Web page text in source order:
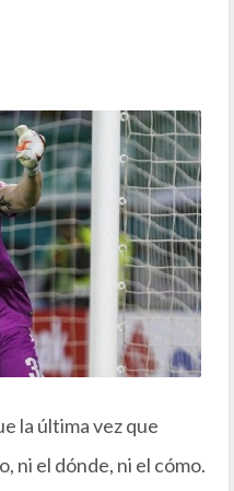
la última vez que
ni el dónde, ni el cómo.